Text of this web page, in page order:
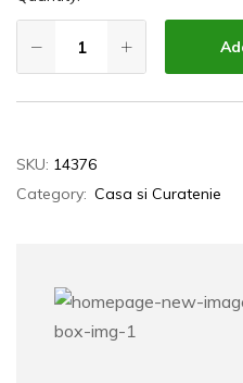
SKU: 14376
Category: Casa si Curatenie